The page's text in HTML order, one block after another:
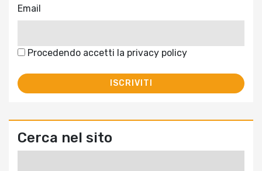
Email
Procedendo accetti la privacy policy
Cerca nel sito